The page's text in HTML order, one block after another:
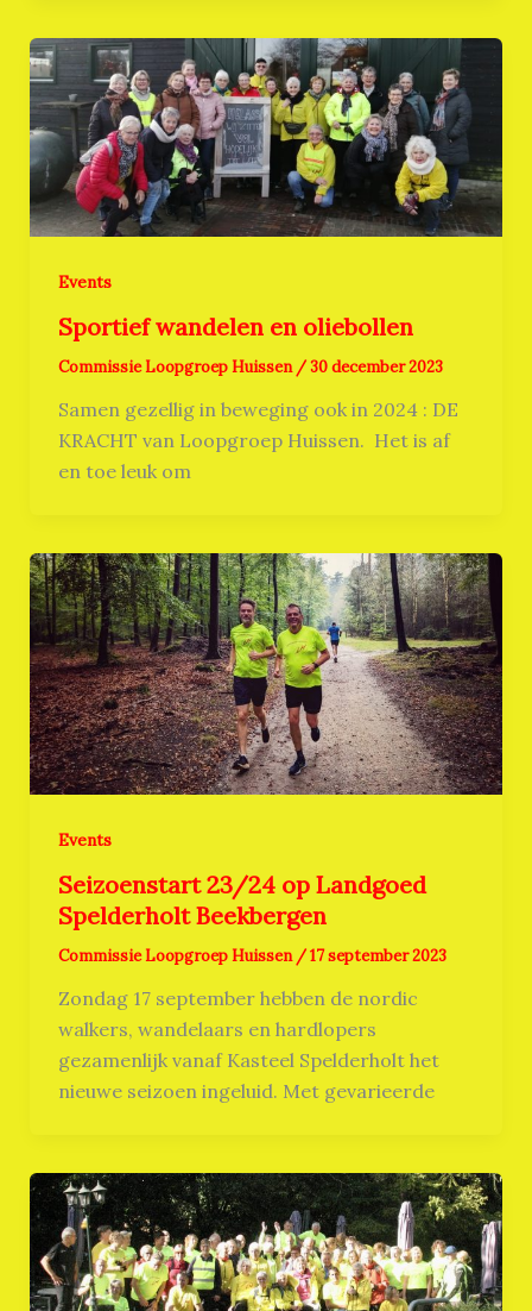
Events
Sportief wandelen en oliebollen
Commissie Loopgroep Huissen /30 december 2023
Samen gezellig in beweging ook in 2024 : DE
KRACHT van Loopgroep Huissen. Het is af
en toe leuk om
Events
Seizoenstart 23/24 op Landgoed
Spelderholt Beekbergen
Commissie Loopgroep Huissen /17 september 2023
Zondag 17 september hebben de nordic
walkers, wandelaars en hardlopers
gezamenlijk vanaf Kasteel Spelderholt het
nieuwe seizoen ingeluid. Met gevarieerde